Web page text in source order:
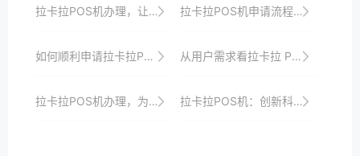
拉卡拉POS机办理，让您的商业迈向更高阶段 拉卡拉POS机申请流程优化，助力小微商户快速发展
如何顺利申请拉卡拉POS机？要点全知晓 从用户需求看拉卡拉 POS 机的发展
拉卡拉POS机办理，为您的店铺打造完美支付环境 拉卡拉POS机：创新科技，引领商业支付新趋势